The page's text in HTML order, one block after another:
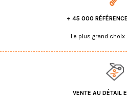
+ 45 000
Le plus grand
VENTE AU DÉTAIL